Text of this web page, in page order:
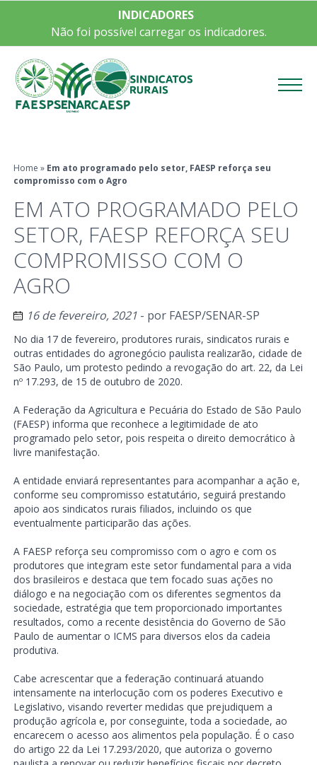
INDICADORES
Não foi possível carregar os indicadores.
Home » Em ato programado pelo setor, FAESP reforça seu
compromisso com o Agro
EM ATO PROGRAMADO PELO
SETOR, FAESP REFORÇA SEU
COMPROMISSO COM O
AGRO
16 de fevereiro, 2021- por FAESP/SENAR-SP
No dia 17 de fevereiro, produtores rurais, sindicatos rurais e
outras entidades do agronegócio paulista realizarão, cidade de
São Paulo, um protesto pedindo a revogação do art. 22, da Lei
nº 17.293, de 15 de outubro de 2020.
A Federação da Agricultura e Pecuária do Estado de São Paulo
(FAESP) informa que reconhece a legitimidade de ato
programado pelo setor, pois respeita o direito democrático à
livre manifestação.
A entidade enviará representantes para acompanhar a ação e,
conforme seu compromisso estatutário, seguirá prestando
apoio aos sindicatos rurais filiados, incluindo os que
eventualmente participarão das ações.
A FAESP reforça seu compromisso com o agro e com os
produtores que integram este setor fundamental para a vida
dos brasileiros e destaca que tem focado suas ações no
diálogo e na negociação com os diferentes segmentos da
sociedade, estratégia que tem proporcionado importantes
resultados, como a recente desistência do Governo de São
Paulo de aumentar o ICMS para diversos elos da cadeia
produtiva.
Cabe acrescentar que a federação continuará atuando
intensamente na interlocução com os poderes Executivo e
Legislativo, visando reverter medidas que prejudiquem a
produção agrícola e, por conseguinte, toda a sociedade, ao
encarecem o acesso aos alimentos pela população. É o caso
do artigo 22 da Lei 17.293/2020, que autoriza o governo